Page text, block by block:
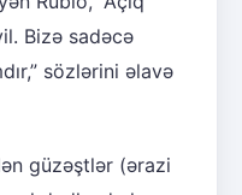
Bizə sadəcə
sözlərini əlavə
güzəştlər (ərazi